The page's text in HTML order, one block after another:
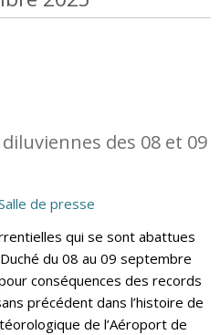
des 08 et 09
de presse
qui se sont abattues
du 08 au 09 septembre
conséquences des records
précédent dans l’histoire de
de l’Aéroport de